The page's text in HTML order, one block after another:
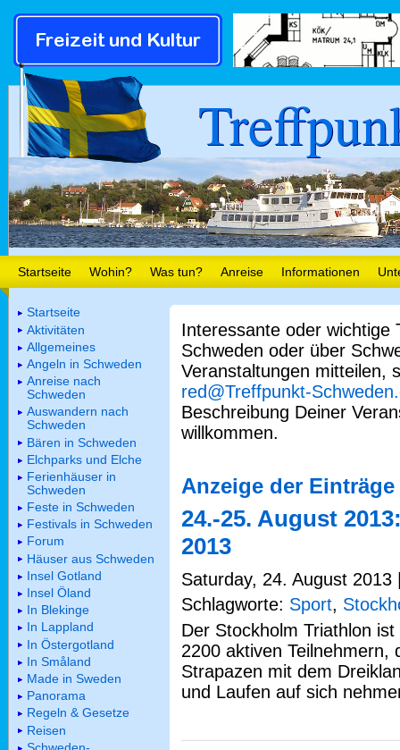
Startseite Wohin? Was tun? Anreise Informationen
Interessante oder wichtige
Schweden oder über
Veranstaltungen mitteilen,
red@Treffpunkt-
Beschreibung Deiner
willkommen.
Anzeige der
24.-25. August
2013
Saturday, 24. August
Schlagworte: Sport,
Der Stockholm Triathlon
2200 aktiven Teilnehmern,
Strapazen mit dem
und Laufen auf sich
Startseite
Aktivitäten
Allgemeines
Angeln in Schweden
Anreise nach
Schweden
Auswandern nach
Schweden
Bären in Schweden
Elchparks und Elche
Ferienhäuser in
Schweden
Feste in Schweden
Festivals in Schweden
Forum
Häuser aus Schweden
Insel Gotland
Insel Öland
In Blekinge
In Lappland
In Östergotland
In Småland
Made in Sweden
Panorama
Regeln & Gesetze
Reisen
Schweden-